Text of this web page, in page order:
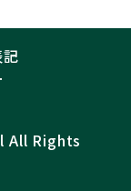
All Rights